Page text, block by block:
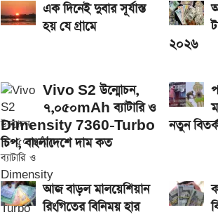
এক দিনেই দুবার সূর্যাস্ত
হয় যে গ্রামে
২০২৬
Vivo S2 উন্মোচন,
৭,০৫০mAh ব্যাটারি ও
Dimensity 7360-Turbo
চিপ, বাংলাদেশে দাম কত
নতুন
আজ বাড়ল মালয়েশিয়ান
রিংগিতের বিনিময় হার